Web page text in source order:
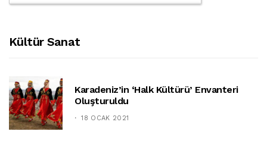
Kültür Sanat
Karadeniz’in ‘halk Kültürü’ Envanteri
Oluşturuldu
18 OCAK 2021